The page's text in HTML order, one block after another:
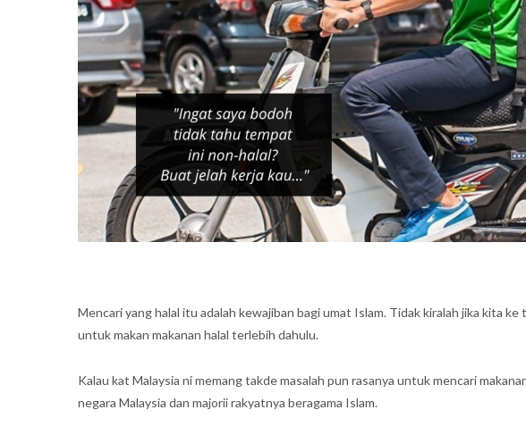
Mencari yang halal itu adalah kewajiban bagi umat Islam. Tidak kiralah jika kita
untuk makan makanan halal terlebih dahulu.
Kalau kat Malaysia ni memang takde masalah pun rasanya untuk mencari
negara Malaysia dan majorii rakyatnya beragama Islam.